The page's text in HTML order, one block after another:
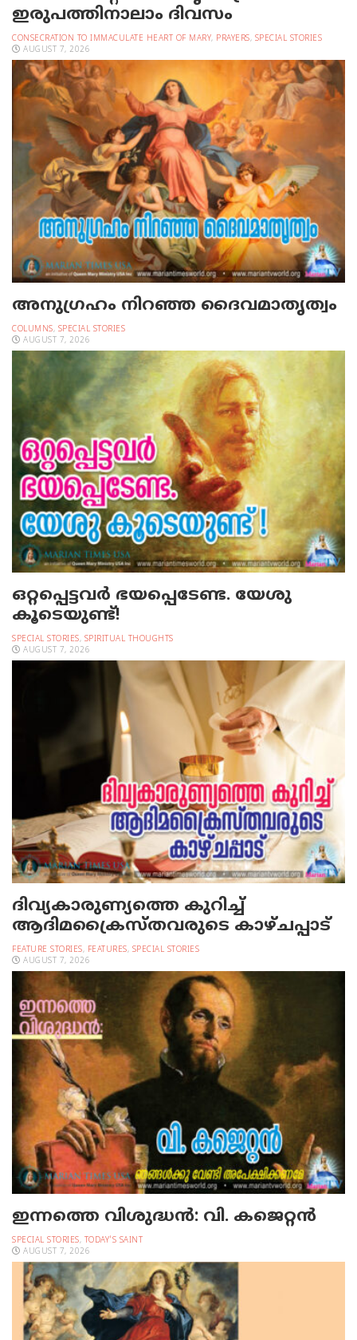
ഇരുപത്തിനാലാം ദിവസം
CONSECRATION TO IMMACULATE HEART OF MARY, PRAYERS, SPECIAL STORIES
AUGUST 7, 2026
അനുഗ്രഹം നിറഞ്ഞ ദൈവമാതൃത്വം
COLUMNS, SPECIAL STORIES
AUGUST 7, 2026
ഒറ്റപ്പെട്ടവര്‍ ഭയപ്പെടേണ്ട. യേശു
കൂടെയുണ്ട്!
SPECIAL STORIES, SPIRITUAL THOUGHTS
AUGUST 7, 2026
ദിവ്യകാരുണ്യത്തെ കുറിച്ച്
ആദിമക്രൈസ്തവരുടെ കാഴ്ചപ്പാട്
FEATURE STORIES, FEATURES, SPECIAL STORIES
AUGUST 7, 2026
ഇന്നത്തെ വിശുദ്ധന്‍: വി. കജെറ്റന്‍
SPECIAL STORIES, TODAY'S SAINT
AUGUST 7, 2026